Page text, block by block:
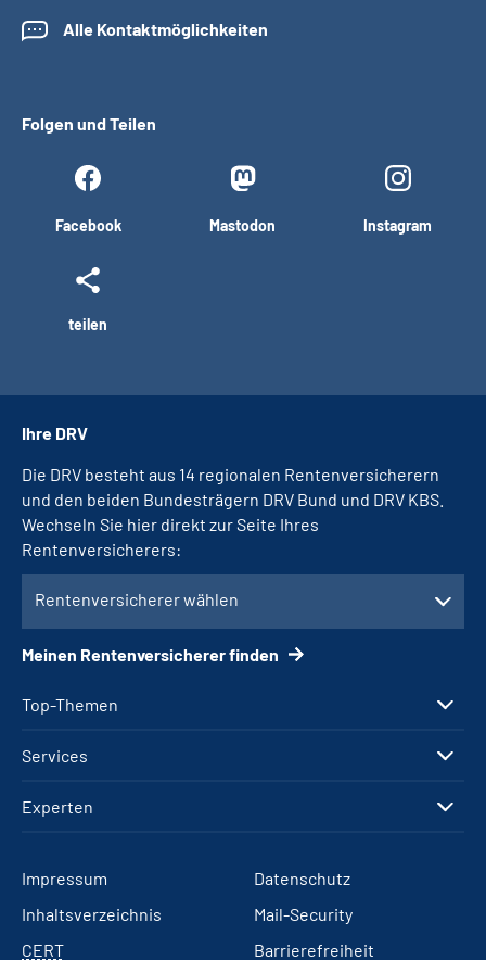
Alle Kontaktmöglichkeiten
Folgen und Teilen
Facebook Mastodon Instagram
teilen
Top-Themen
Services
Experten
Ihre DRV
Die DRV besteht aus 14 regionalen Rentenversicherern
und den beiden Bundesträgern DRV Bund und DRV KBS.
Wechseln Sie hier direkt zur Seite Ihres
Rentenversicherers:
Rentenversicherer wählen
Meinen Rentenversicherer finden
Impressum
Datenschutz
Inhaltsverzeichnis
Mail-Security
CERT
Barrierefreiheit